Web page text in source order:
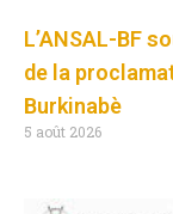
L’ANSAL-BF
de la
Burkinabè
5 août 2026